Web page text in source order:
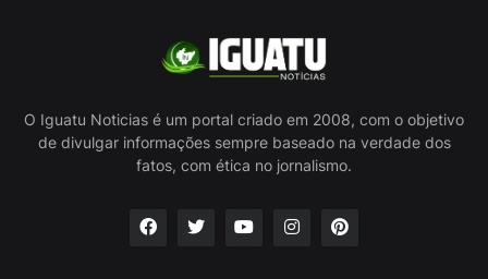
O Iguatu Noticias é um portal criado em 2008, com o objetivo
de divulgar informações sempre baseado na verdade dos
fatos, com ética no jornalismo.